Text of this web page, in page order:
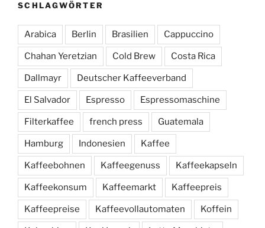
SCHLAGWÖRTER
Arabica Berlin Brasilien Cappuccino
Chahan Yeretzian Cold Brew Costa Rica
Dallmayr Deutscher Kaffeeverband
El Salvador Espresso Espressomaschine
Filterkaffee french press Guatemala
Hamburg Indonesien Kaffee
Kaffeebohnen Kaffeegenuss Kaffeekapseln
Kaffeekonsum Kaffeemarkt Kaffeepreis
Kaffeepreise Kaffeevollautomaten Koffein